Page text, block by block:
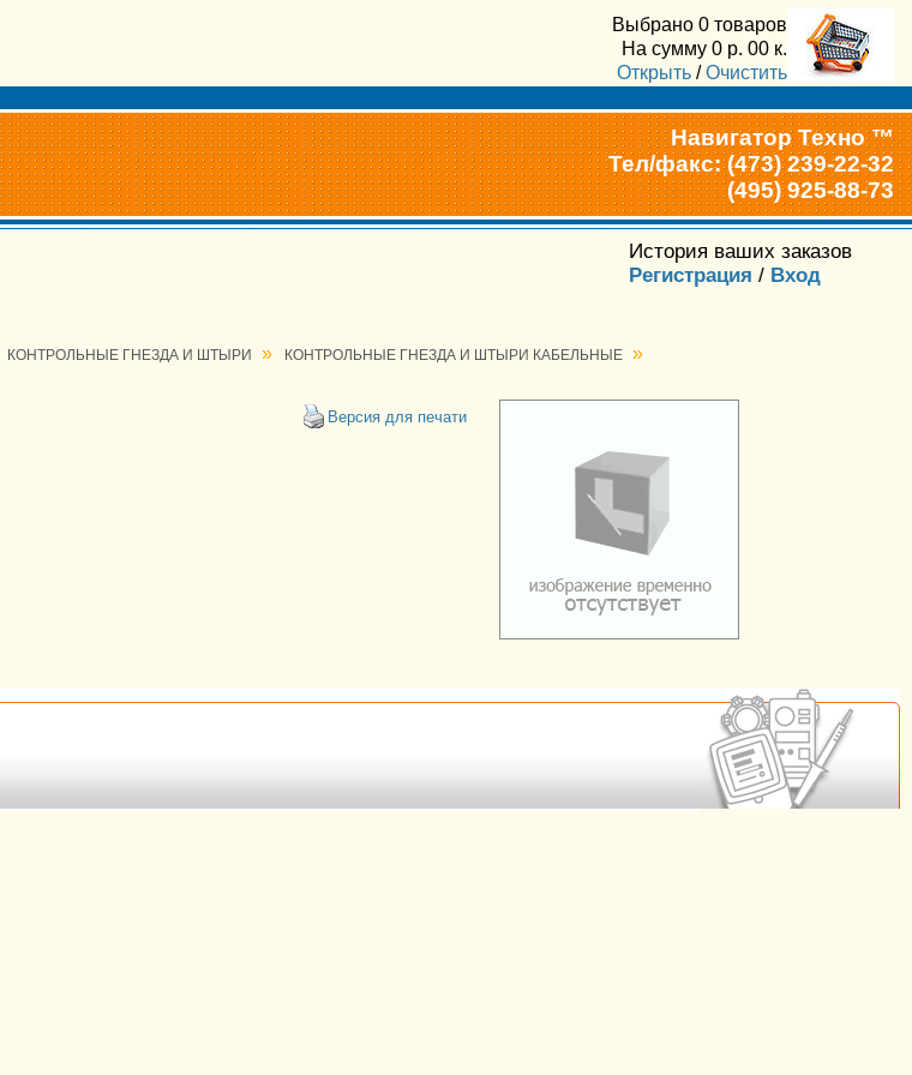
Выбрано 0 товаров
На сумму 0 р. 00 к.
Открыть /Очистить
Навигатор Техно ™
Тел/факс: (473) 239-22-32
(495) 925-88-73
История ваших заказов
Регистрация / Вход
КОНТРОЛЬНЫЕ ГНЕЗДА И ШТЫРИ » КОНТРОЛЬНЫЕ ГНЕЗДА И ШТЫРИ КАБЕЛЬНЫЕ »
Версия для печати